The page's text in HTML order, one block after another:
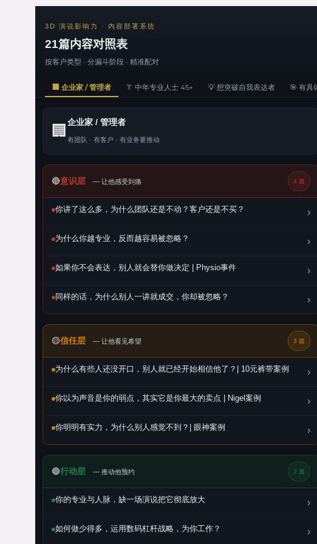
3D 演说影响力 · 内容部署系统
21篇内容对照表
按客户类型 · 分漏斗阶段 · 精准配对
🏢 企业家 / 管理者 👔 中年专业人士 45+ 💡 想突破自我表达者 🎯 有具
🏢 企业家 / 管理者
有团队 · 有客户 · 有业务要推动
🔴意识层 — 让他感受到痛 4 篇
你讲了这么多，为什么团队还是不动？客户还是不买？ ›
为什么你越专业，反而越容易被忽略？ ›
如果你不会表达，别人就会替你做决定 | Physio事件 ›
同样的话，为什么别人一讲就成交，你却被忽略？ ›
🟡信任层 — 让他看见希望 3 篇
为什么有些人还没开口，别人就已经开始相信他了？| 10元裤带案例 ›
你以为声音是你的弱点，其实它是你最大的卖点 | Nigel案例 ›
你明明有实力，为什么别人感觉不到？| 眼神案例 ›
🟢行动层 — 推动他预约 2 篇
你的专业与人脉，缺一场演说把它彻底放大 ›
如何做少得多，运用数码杠杆战略，为你工作？ ›